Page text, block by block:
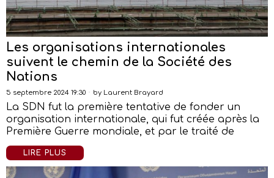
Les organisations internationales
suivent le chemin de la Société des
Nations
5 septembre 2024 19:30 by Laurent Brayard
La SDN fut la première tentative de fonder un
organisation internationale, qui fut créée après la
Première Guerre mondiale, et par le traité de
LIRE PLUS